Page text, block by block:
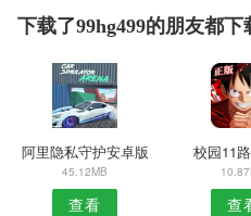
下载了99hg499的朋友都下
阿里隐私守护安卓版
45.12MB
查看
校园11
查